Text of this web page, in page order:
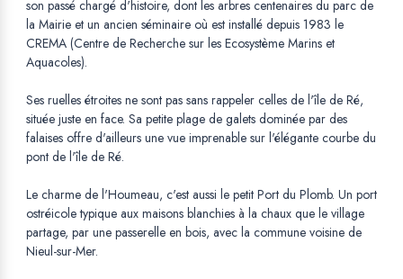
son passé chargé d'histoire, dont les arbres centenaires du parc de
la Mairie et un ancien séminaire où est installé depuis 1983 le
CREMA (Centre de Recherche sur les Ecosystème Marins et
Aquacoles).
Ses ruelles étroites ne sont pas sans rappeler celles de l'île de Ré,
située juste en face. Sa petite plage de galets dominée par des
falaises offre d'ailleurs une vue imprenable sur l'élégante courbe du
pont de l'île de Ré.
Le charme de l'Houmeau, c'est aussi le petit Port du Plomb. Un port
ostréicole typique aux maisons blanchies à la chaux que le village
partage, par une passerelle en bois, avec la commune voisine de
Nieul-sur-Mer.